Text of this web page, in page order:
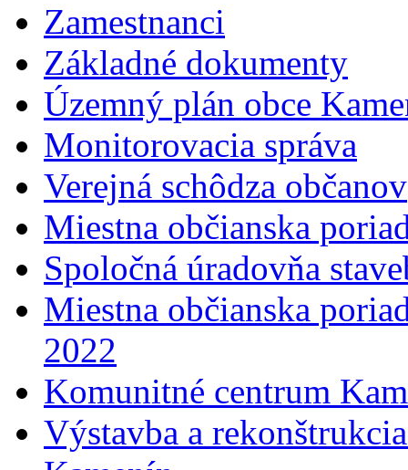
Zamestnanci
Základné dokumenty
Územný plán obce
Monitorovacia správa
Verejná schôdza občanov
Miestna občianska
Spoločná úradovňa
Miestna občianska
2022
Komunitné centrum
Výstavba a